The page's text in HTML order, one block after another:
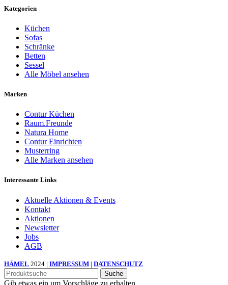
Kategorien
Küchen
Sofas
Schränke
Betten
Sessel
Alle Möbel ansehen
Marken
Contur Küchen
Raum.Freunde
Natura Home
Contur Einrichten
Musterring
Alle Marken ansehen
Interessante Links
Aktuelle Aktionen & Events
Kontakt
Aktionen
Newsletter
Jobs
AGB
HÄMEL 2024 | IMPRESSUM | DATENSCHUTZ
Suche
Gib etwas ein um Vorschläge zu erhalten.